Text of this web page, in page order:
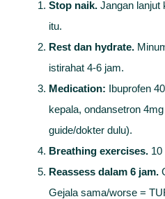
Stop naik. Jangan lanjut
itu.
Rest dan hydrate.
istirahat 4-6 jam.
Medication: Ibuprofen
kepala, ondansetron
guide/dokter dulu).
Breathing exercises. 10
Reassess dalam 6 jam.
Gejala sama/worse =